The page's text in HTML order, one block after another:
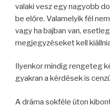
valaki vesz egy nagyobb
be előre. Valamelyik fél
vagy ha bajban van,
megjegyzéseket kell
Ilyenkor mindig rengeteg
gyakran a kérdések is
A dráma sokféle úton